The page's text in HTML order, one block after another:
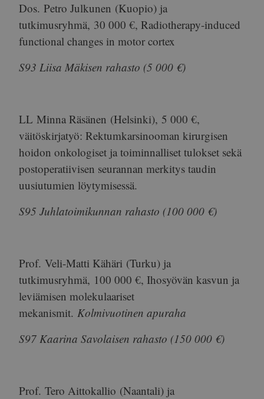
Dos. Petro Julkunen (Kuopio) ja
tutkimusryhmä, 30 000 €, Radiotherapy-induced
functional changes in motor cortex
S93 Liisa Mäkisen rahasto (5 000 €)
LL Minna Räsänen (Helsinki), 5 000 €,
väitöskirjatyö: Rektumkarsinooman kirurgisen
hoidon onkologiset ja toiminnalliset tulokset sekä
postoperatiivisen seurannan merkitys taudin
uusiutumien löytymisessä.
S95 Juhlatoimikunnan rahasto (100 000 €)
Prof. Veli-Matti Kähäri (Turku) ja
tutkimusryhmä, 100 000 €, Ihosyövän kasvun ja
leviämisen molekulaariset
mekanismit. Kolmivuotinen apuraha
S97 Kaarina Savolaisen rahasto (150 000 €)
Prof. Tero Aittokallio (Naantali) ja